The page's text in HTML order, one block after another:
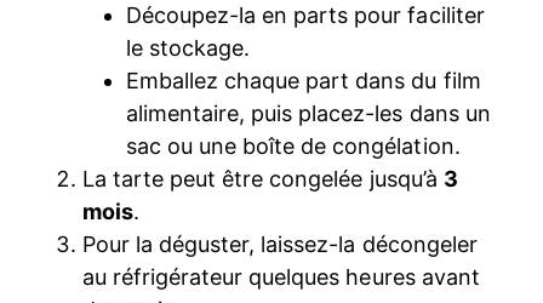
Découpez-la en parts pour faciliter
le stockage.
Emballez chaque part dans du film
alimentaire, puis placez-les dans un
sac ou une boîte de congélation.
La tarte peut être congelée jusqu’à 3
mois.
Pour la déguster, laissez-la décongeler
au réfrigérateur quelques heures avant